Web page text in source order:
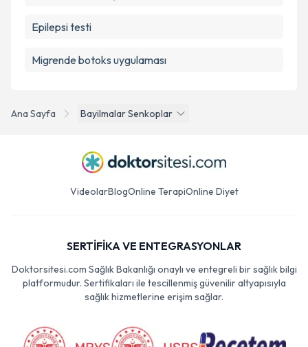
Ana Sayfa Bayilmalar Senkoplar
Epilepsi testi
Migrende botoks uygulaması
VideolarBlogOnline TerapiOnline Diyet
SERTİFİKA VE ENTEGRASYONLAR
Doktorsitesi.com Sağlık Bakanlığı onaylı ve entegreli bir sağlık bilgi
platformudur. Sertifikaları ile tescillenmiş güvenilir altyapısıyla
sağlık hizmetlerine erişim sağlar.